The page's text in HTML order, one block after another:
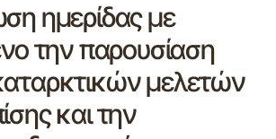
ημερίδας με
την παρουσίαση
μελετών
και την